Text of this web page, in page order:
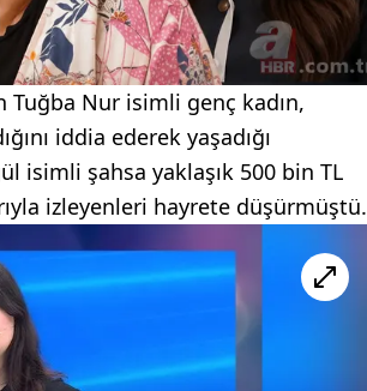
Tuğba Nur isimli genç kadın,
iddia ederek yaşadığı
isimli şahsa yaklaşık 500 bin TL
izleyenleri hayrete düşürmüştü.